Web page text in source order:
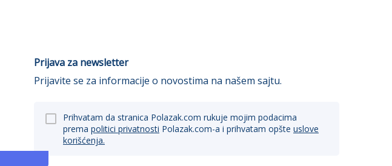
Prijava za newsletter
Prijavite se za informacije o novostima na našem sajtu.
Prihvatam da stranica Polazak.com rukuje mojim podacima
prema politici privatnosti Polazak.com-a i prihvatam opšte uslove
korišćenja.